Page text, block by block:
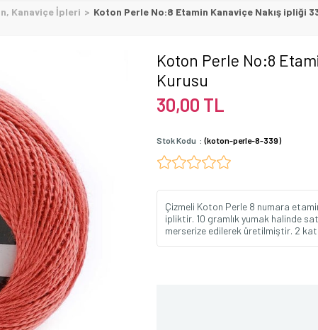
Kanaviçe İpleri Koton Perle No:8 Etamin Kanaviçe Nakış ipliği
Koton Perle No:8
Kurusu
30,00 TL
Stok Kodu (koton-perle-8-339)
Çizmeli Koton Perle 8 numara
ipliktir. 10 gramlık yumak halinde
merserize edilerek üretilmiştir. 2